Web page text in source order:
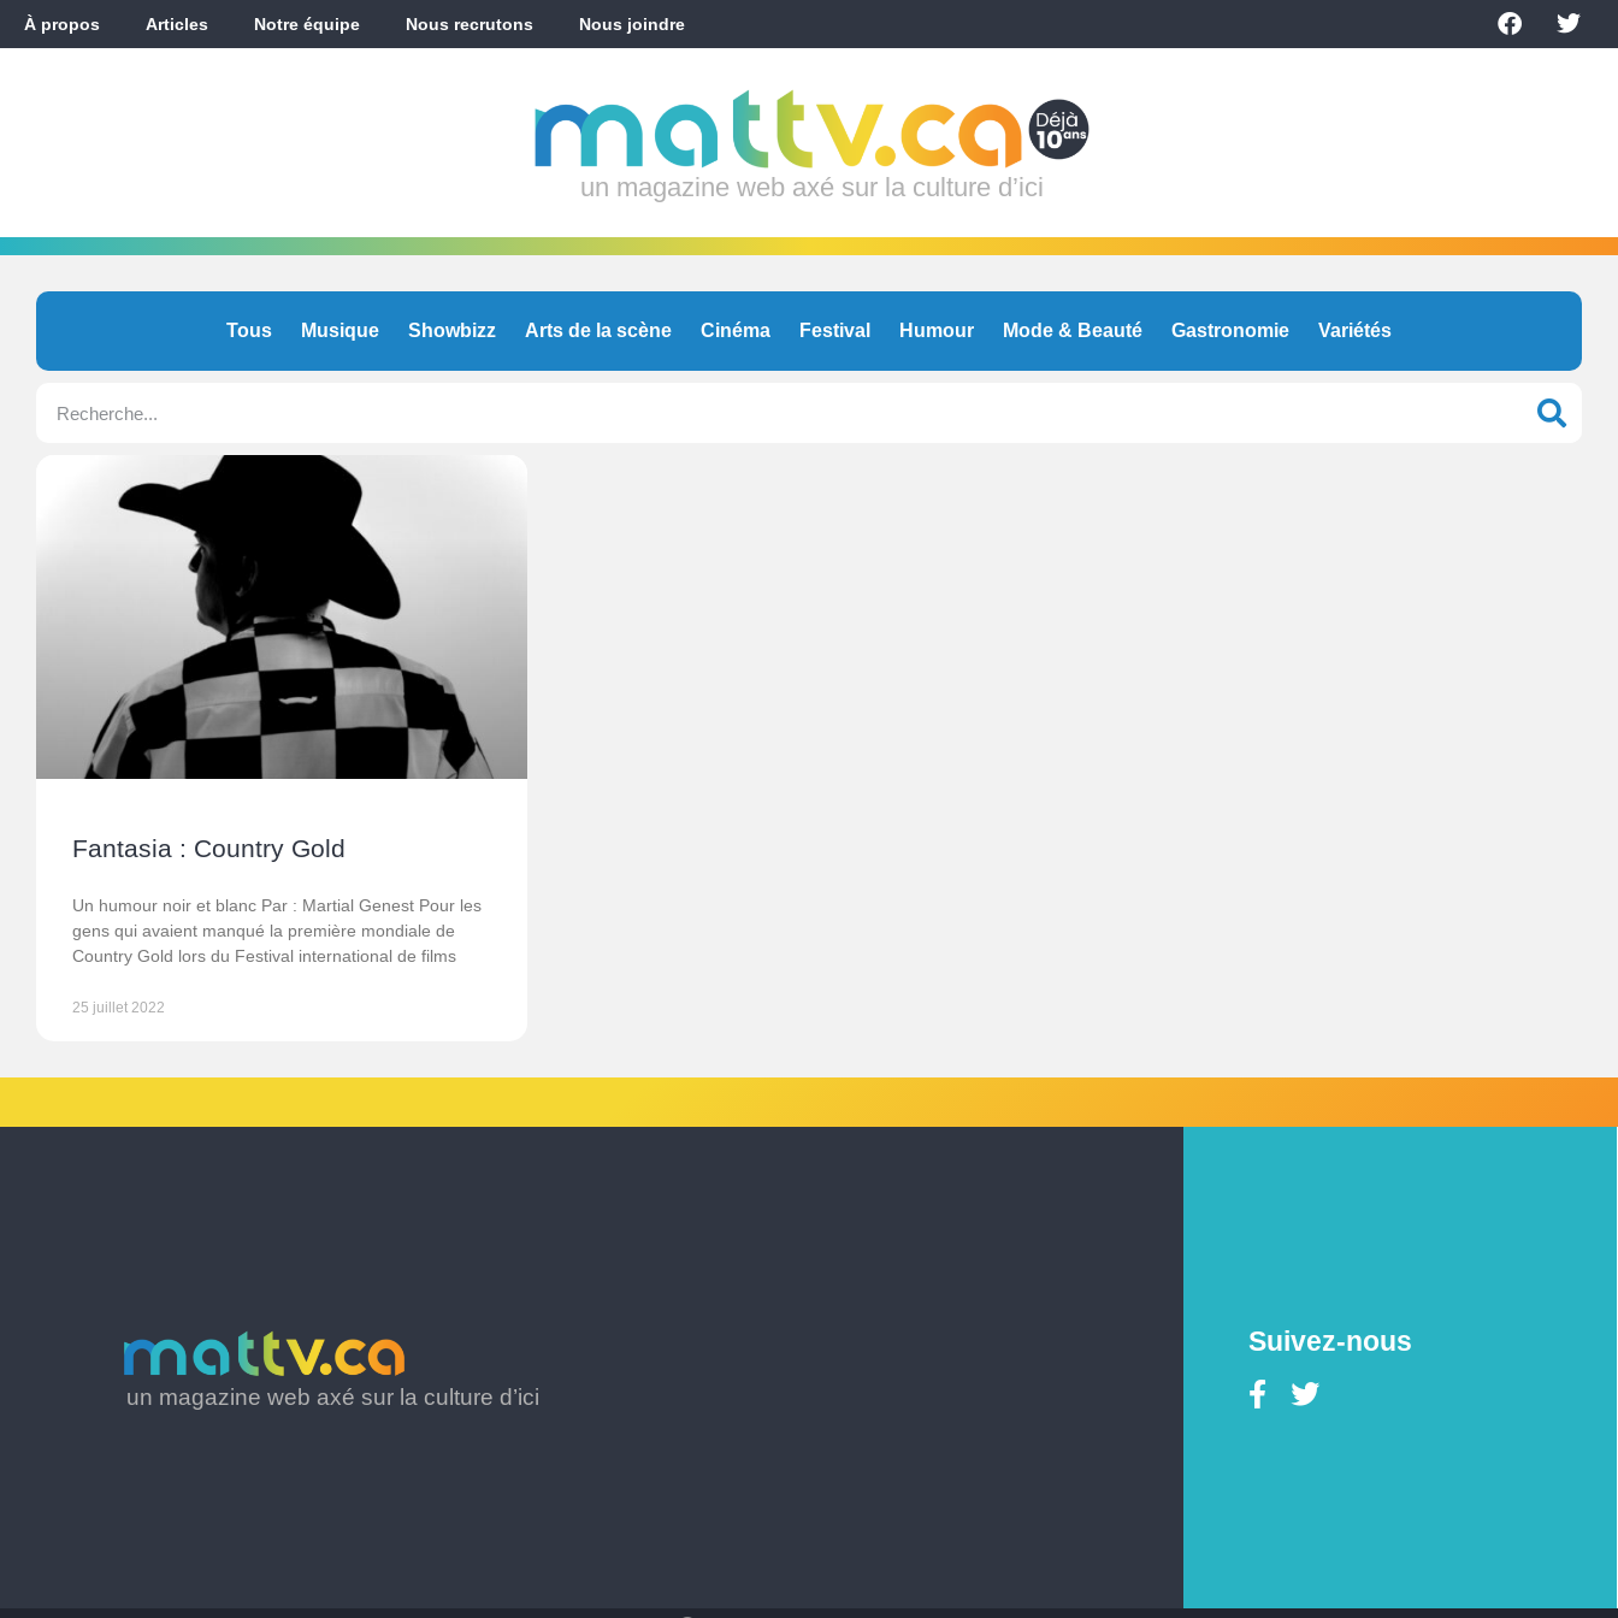
À propos Articles Notre équipe Nous recrutons Nous joindre
un magazine web axé sur la culture d’ici
Tous Musique Showbizz Arts de la scène Cinéma Festival Humour Mode & Beauté Gastronomie Variétés
Fantasia : Country Gold
Un humour noir et blanc Par : Martial Genest Pour les
gens qui avaient manqué la première mondiale de
Country Gold lors du Festival international de films
25 juillet 2022
un magazine web axé sur la culture d’ici
Suivez-nous